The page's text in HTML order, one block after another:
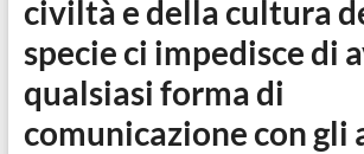
civiltà e della cultura
specie ci impedisce di
qualsiasi forma di
comunicazione con gli